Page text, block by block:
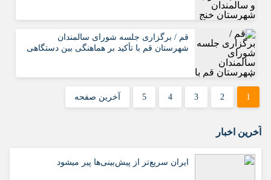
قم / برگزاری جلسه شورای سالمندان
شهرستان قم با تأکید بر هماهنگی بین دستگاهی
1
2
3
4
5 آخرین صفحه
آخرین اخبار
ایران سریع‌تر از پیش‌بینی‌ها پیر میشود